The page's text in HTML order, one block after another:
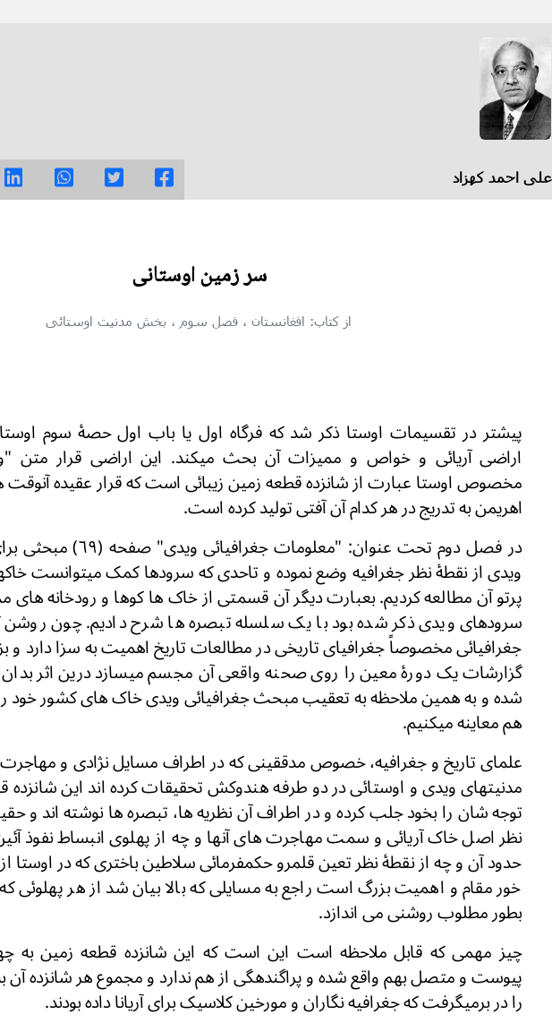
علی احمد کهزاد
سر زمین اوستانی
از کتاب: افغانستان ، فصل سوم ، بخش مدنیت اوستائی
پیشتر در تقسیمات اوستا ذکر شد که فرگاه اول یا باب اول حصۀ سوم اوستا
اراضی آریائی و خواص و ممیزات آن بحث میکند. این اراضی قرار متن
مخصوص اوستا عبارت از شانزده قطعه زمین زیبائی است که قرار عقیده آنوقت
اهریمن به تدریج در هر کدام آن آفتی تولید کرده است.
در فصل دوم تحت عنوان:
ویدی از نقطۀ نظر جغرافیه وضع نموده و تاحدی که سرودها کمک میتوانست
پرتو آن مطالعه کردیم. بعبارت دیگر آن قسمتی از خاک ها کوها و رودخانه
سرودهای ویدی ذکر شده بود با یک سلسله تبصره ها شرح دادیم. چون
جغرافیائی مخصوصاً جغرافیای تاریخی در مطالعات تاریخ اهمیت به سزا دارد و
گزارشات یک دورۀ معین را روی صحنه واقعی آن مجسم میسازد درین اثر
شده و به همین ملاحظه به تعقیب مبحث جغرافیائى ویدى خاک های کشور خود
هم معاینه میکنیم.
علمای تاریخ و جغرافیه، خصوص مدققینی که در اطراف مسایل نژادی و
مدنیتهای ویدی و اوستائی در دو طرفه هندوکش تحقیقات کرده اند این
توجه شان را بخود جلب کرده و در اطراف آن نظریه ها، تبصره ها نوشته اند و
نظر اصل خاک آریائى و سمت مهاجرت های آنها و چه از پهلوی انبساط نفوذ
حدود آن و چه از نقطۀ نظر تعین قلمرو حکمفرمائی سلاطین باختری که در اوستا از
خور مقام و اهمیت بزرگ است راجع به مسایلی که بالا بیان شد از هر پهلوئی
بطور مطلوب روشنی می اندازد.
چیز مهمی که قابل ملاحظه است این است که این شانزده قطعه زمین
پیوست و متصل بهم واقع شده و پراگندهگی از هم ندارد و مجموع هر شانزده
را در برمیگرفت که جغرافیه نگاران و مورخین کلاسیک برای آریانا داده بودند.